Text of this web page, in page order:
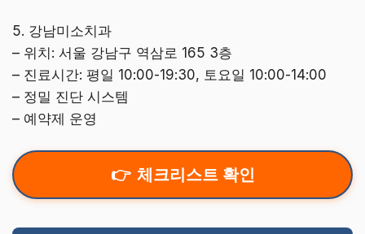
5. 강남미소치과
– 위치: 서울 강남구 역삼로 165 3층
– 진료시간: 평일 10:00-19:30, 토요일 10:00-14:00
– 정밀 진단 시스템
– 예약제 운영
체크리스트 확인